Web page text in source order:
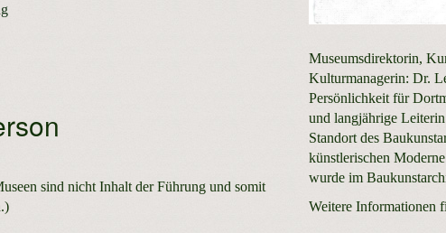
sind nicht Inhalt der Führung und somit
Museumsdirektorin,
Kulturmanagerin: Dr.
Persönlichkeit für
und langjährige
Standort des
künstlerischen
wurde im
Weitere Informationen